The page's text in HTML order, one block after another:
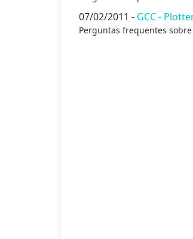
07/02/2011 - GCC -
Perguntas frequentes